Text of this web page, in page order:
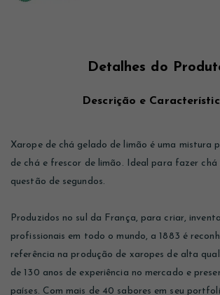
Detalhes do
Descrição e
Xarope de chá gelado de limão é uma mistura
de chá e frescor de limão. Ideal para fazer chá
questão de segundos.
Produzidos no sul da França, para criar,
profissionais em todo o mundo, a 1883 é
referência na produção de xaropes de alta
de 130 anos de experiência no mercado e
países. Com mais de 40 sabores em seu